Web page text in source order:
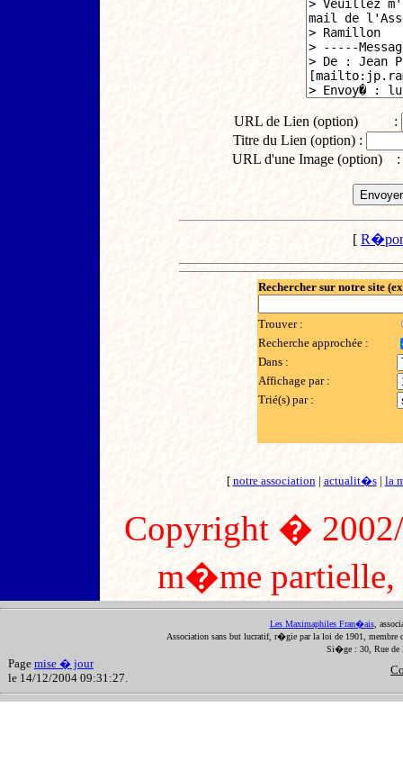
URL de Lien (option) :
Titre du Lien (option) :
URL d'une Image (option) :
[
Rechercher sur notre site
Trouver :
Recherche approchée :
Dans :
Affichage par :
Trié(s) par :
[ notre association| actualit�s| la
Copyright �
m�me partielle,
Les Maximaphiles Fran�ais,
Association sans but lucratif, r�gie par la loi de 1901, membre
Si�ge : 30, Rue de
Page mise � jour
le 14/12/2004 09:31:27.